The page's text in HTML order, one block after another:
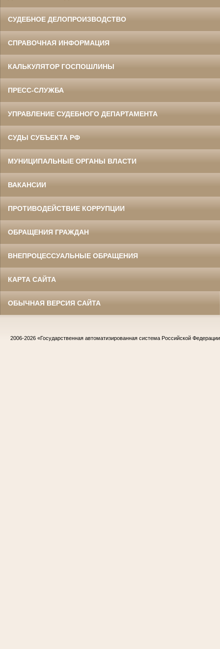
СУДЕБНОЕ ДЕЛОПРОИЗВОДСТВО
СПРАВОЧНАЯ ИНФОРМАЦИЯ
КАЛЬКУЛЯТОР ГОСПОШЛИНЫ
ПРЕСС-СЛУЖБА
УПРАВЛЕНИЕ СУДЕБНОГО ДЕПАРТАМЕНТА
СУДЫ СУБЪЕКТА РФ
МУНИЦИПАЛЬНЫЕ ОРГАНЫ ВЛАСТИ
ВАКАНСИИ
ПРОТИВОДЕЙСТВИЕ КОРРУПЦИИ
ОБРАЩЕНИЯ ГРАЖДАН
ВНЕПРОЦЕССУАЛЬНЫЕ ОБРАЩЕНИЯ
КАРТА САЙТА
ОБЫЧНАЯ ВЕРСИЯ САЙТА
2006-2026 «Государственная автоматизированная система Российской